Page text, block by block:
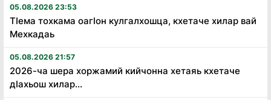
05.08.2026 23:53
Тӏема тохкама оагӏон кулгалхошца, кхетаче хилар вай
Мехкадаь
05.08.2026 21:57
2026-ча шера хоржамий кийчонна хетаяь кхетаче
дӏахьош хилар...